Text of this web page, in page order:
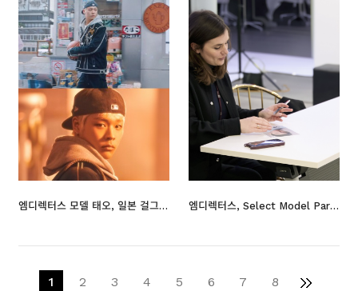
엠디렉터스 모델 태오, 일본 걸그룹 뮤직비디오로 배우 첫 발 엠디렉터스, Select Model Paris와 글로벌 협력 확대… “한국 모델 전문성 높이 평가”
1 2 3 4 5 6 7 8